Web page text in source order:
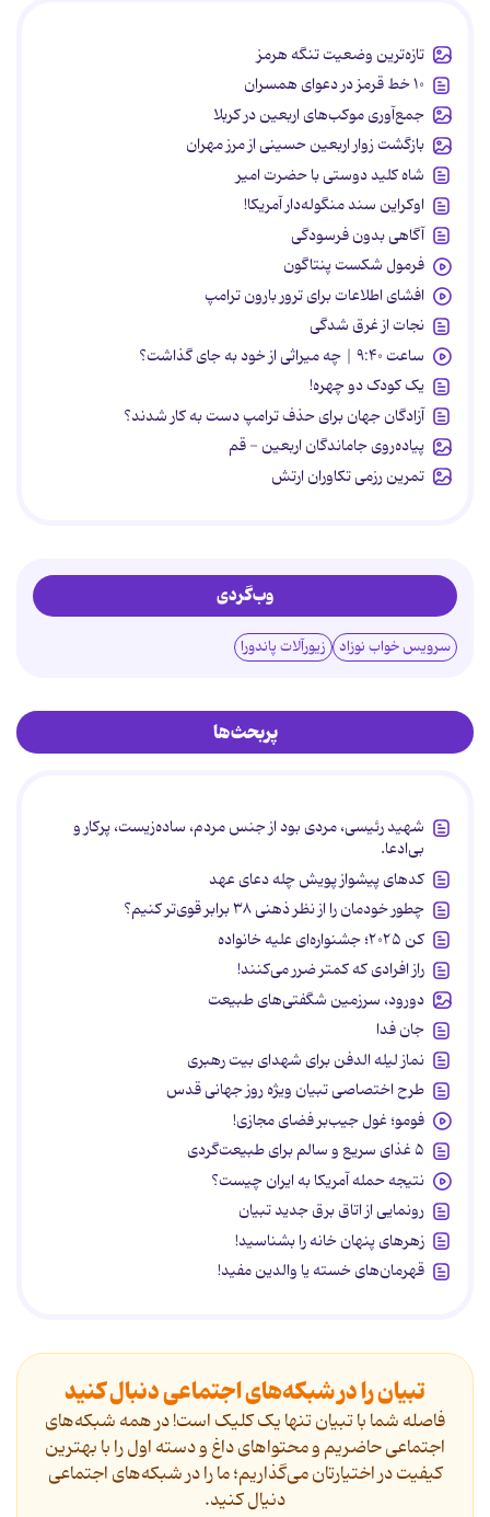
تازه‌ترین وضعیت تنگه هرمز
۱۰ خط قرمز در دعوای همسران
جمع‌آوری موکب‌های اربعین در کربلا
بازگشت زوار اربعین حسینی از مرز مهران
شاه کلید دوستی با حضرت امیر
اوکراین سند منگوله‌دار آمریکا!
آگاهی بدون فرسودگی
فرمول شکست پنتاگون
افشای اطلاعات برای ترور بارون ترامپ
نجات از غرق شدگی
ساعت ۹:۴۰ | چه میراثی از خود به جای گذاشت؟
یک کودک دو چهره!
آزادگان جهان برای حذف ترامپ دست به کار شدند؟
پیاده‌روی جاماندگان اربعین - قم
تمرین رزمی تکاوران ارتش
وب‌گردی
سرویس خواب نوزاد زیورآلات پاندورا
پربحث‌ها
شهید رئیسی، مردی بود از جنس مردم، ساده‌زیست، پرکار و
بی‌ادعا.
کدهای پیشواز پویش چله دعای عهد
چطور خودمان را از نظر ذهنی ۳۸ برابر قوی‌تر کنیم؟
کن ۲۰۲۵؛ جشنواره‌ای علیه خانواده
راز افرادی که کمتر ضرر می‌کنند!
دورود، سرزمین شگفتی‌های طبیعت
جان فدا
نماز لیله الدفن برای شهدای بیت رهبری
طرح اختصاصی تبیان ویژه روز جهانی قدس
فومو؛ غول جیب‌بر فضای مجازی!
۵ غذای سریع و سالم برای طبیعت‌گردی
نتیجه حمله آمریکا به ایران چیست؟
رونمایی از اتاق برق جدید تبیان
زهرهای پنهان خانه را بشناسید!
قهرمان‌های خسته یا والدین مفید!
تبیان را در شبکه‌های اجتماعی دنبال کنید
فاصله شما با تبیان تنها یک کلیک است! در همه شبکه‌های
اجتماعی حاضریم و محتواهای داغ و دسته اول را با بهترین
کیفیت در اختیارتان می‌گذاریم؛ ما را در شبکه‌های اجتماعی
دنیال کنید.